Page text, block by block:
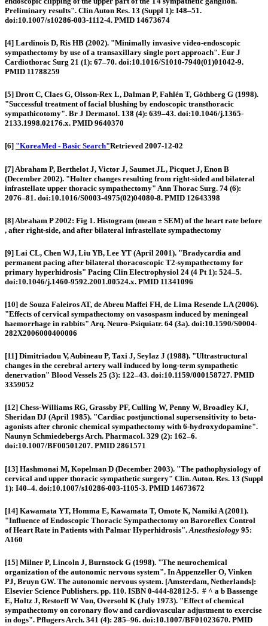
Preliminary results". Clin Auton Res. 13 (Suppl 1): I48–51.
doi:10.1007/s10286-003-1112-4. PMID 14673674
[4] Lardinois D, Ris HB (2002). "Minimally invasive video-endoscopic
sympathectomy by use of a transaxillary single port approach". Eur J
Cardiothorac Surg 21 (1): 67–70. doi:10.1016/S1010-7940(01)01042-9.
PMID 11788259
[5] Drott C, Claes G, Olsson-Rex L, Dalman P, Fahlén T, Göthberg G (1998).
"Successful treatment of facial blushing by endoscopic transthoracic
sympathicotomy". Br J Dermatol. 138 (4): 639–43. doi:10.1046/j.1365-
2133.1998.02176.x. PMID 9640370
[6] "KoreaMed - Basic Search"Retrieved 2007-12-02
[7] Abraham P, Berthelot J, Victor J, Saumet JL, Picquet J, Enon B
(December 2002). "Holter changes resulting from right-sided and bilateral
infrastellate upper thoracic sympathectomy" Ann Thorac Surg. 74 (6):
2076–81. doi:10.1016/S0003-4975(02)04080-8. PMID 12643398
[8] Abraham P 2002: Fig 1. Histogram (mean ± SEM) of the heart rate before
, after right-side, and after bilateral infrastellate sympathectomy
[9] Lai CL, Chen WJ, Liu YB, Lee YT (April 2001). "Bradycardia and
permanent pacing after bilateral thoracoscopic T2-sympathectomy for
primary hyperhidrosis" Pacing Clin Electrophysiol 24 (4 Pt 1): 524–5.
doi:10.1046/j.1460-9592.2001.00524.x. PMID 11341096
[10] de Souza Faleiros AT, de Abreu Maffei FH, de Lima Resende LA (2006).
"Effects of cervical sympathectomy on vasospasm induced by meningeal
haemorrhage in rabbits" Arq. Neuro-Psiquiatr. 64 (3a). doi:10.1590/S0004-
282X2006000400006
[11] Dimitriadou V, Aubineau P, Taxi J, Seylaz J (1988). "Ultrastructural
changes in the cerebral artery wall induced by long-term sympathetic
denervation" Blood Vessels 25 (3): 122–43. doi:10.1159/000158727. PMID
3359052
[12] Chess-Williams RG, Grassby PF, Culling W, Penny W, Broadley KJ,
Sheridan DJ (April 1985). "Cardiac postjunctional supersensitivity to beta-
agonists after chronic chemical sympathectomy with 6-hydroxydopamine".
Naunyn Schmiedebergs Arch. Pharmacol. 329 (2): 162–6.
doi:10.1007/BF00501207. PMID 2861571
[13] Hashmonai M, Kopelman D (December 2003). "The pathophysiology of
cervical and upper thoracic sympathetic surgery" Clin. Auton. Res. 13 (Suppl
1): I40–4. doi:10.1007/s10286-003-1105-3. PMID 14673672
[14] Kawamata YT, Homma E, Kawamata T, Omote K, Namiki A (2001).
"Influence of Endoscopic Thoracic Sympathectomy on Baroreflex Control
of Heart Rate in Patients with Palmar Hyperhidrosis". Anesthesiology 95:
A160
[15] Milner P, Lincoln J, Burnstock G (1998). "The neurochemical
organization of the autonomic nervous system". In Appenzeller O, Vinken
PJ, Bruyn GW. The autonomic nervous system. [Amsterdam, Netherlands]:
Elsevier Science Publishers. pp. 110. ISBN 0-444-82812-5. # ^ a b Bassenge
E, Holtz J, Restorff W Von, Oversohl K (July 1973). "Effect of chemical
sympathectomy on coronary flow and cardiovascular adjustment to exercise
in dogs". Pflugers Arch. 341 (4): 285–96. doi:10.1007/BF01023670. PMID